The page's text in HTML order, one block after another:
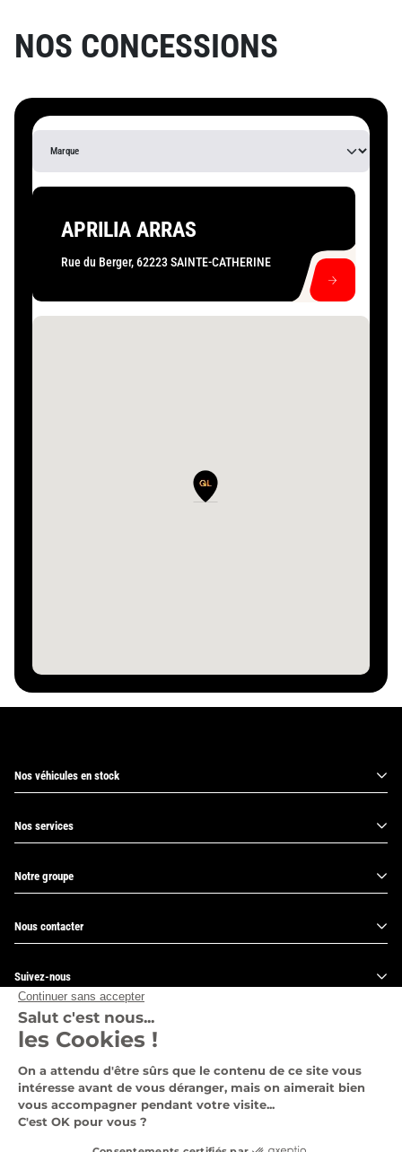
NOS CONCESSIONS
APRILIA ARRAS
Rue du Berger, 62223 SAINTE-CATHERINE
Nos véhicules en stock
Nos services
Notre groupe
Nous contacter
Suivez-nous
Pages légales